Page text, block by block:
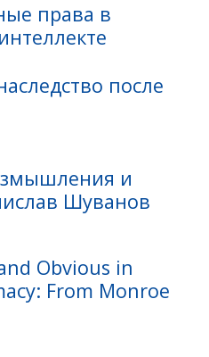
права в
после
и
Шуванов
Obvious in
From Monroe